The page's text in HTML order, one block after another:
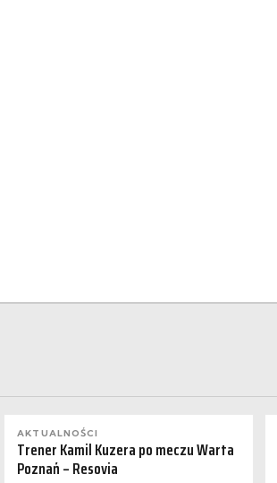
AKTUALNOŚCI
Trener Kamil Kuzera po meczu Warta
Poznań – Resovia